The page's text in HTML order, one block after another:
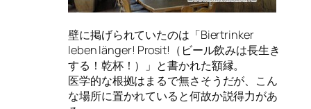
壁に掲げられていたのは「Biertrinker
leben länger! Prosit!（ビール飲みは長生き
する！乾杯！）」と書かれた額縁。
医学的な根拠はまるで無さそうだが、こん
な場所に置かれていると何故か説得力があ